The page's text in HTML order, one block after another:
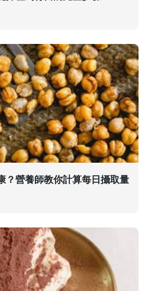
？營養師教你計算每日攝取量